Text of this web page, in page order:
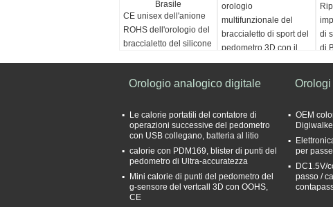
CE unisex dell'anione
ROHS dell'orologio del
braccialetto del silicone
Brasile
orologio
multifunzionale del
braccialetto di sport del
pedometro 3D con il
riscaldamento di potere
di
di
Orologio analogico digitale
Le calorie portatili del contatore di
operazioni successive del pedometro
con USB collegano, batteria al litio
calorie con PDM169, blister di punti del
pedometro di Ultra-accuratezza
Mini calorie di punti del pedometro del
g-sensore del vertcall 3D con OOHS,
CE
OEM
per
DC1.5V/
passo /